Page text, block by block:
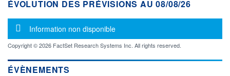
ÉVOLUTION DES PRÉVISIONS AU 08/08/26
Message d'information
Information non disponible
Copyright © 2026 FactSet Research Systems Inc. All rights reserved.
ÉVÈNEMENTS